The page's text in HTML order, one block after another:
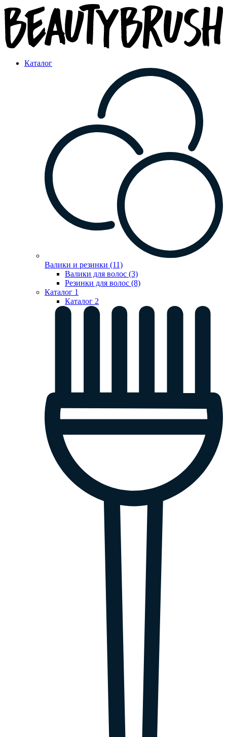
Каталог
Валики и резинки (11)
Валики для волос (3)
Резинки для волос (8)
Каталог 1
Каталог 2